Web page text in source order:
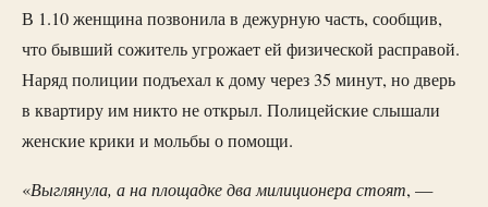
В 1.10 женщина позвонила в дежурную часть, сообщив,
что бывший сожитель угрожает ей физической расправой.
Наряд полиции подъехал к дому через 35 минут, но дверь
в квартиру им никто не открыл. Полицейские слышали
женские крики и мольбы о помощи.
«Выглянула, а на площадке два милиционера стоят, —